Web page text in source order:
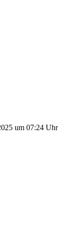
um 07:24 Uhr